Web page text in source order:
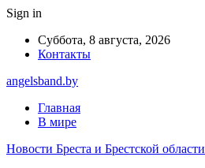
Sign in
Суббота, 8 августа, 2026
Контакты
angelsband.by
Главная
В мире
Новости Бреста и Брестской области